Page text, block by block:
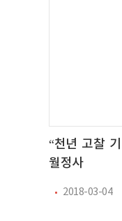
“천년 고찰
월정사
2018-03-04